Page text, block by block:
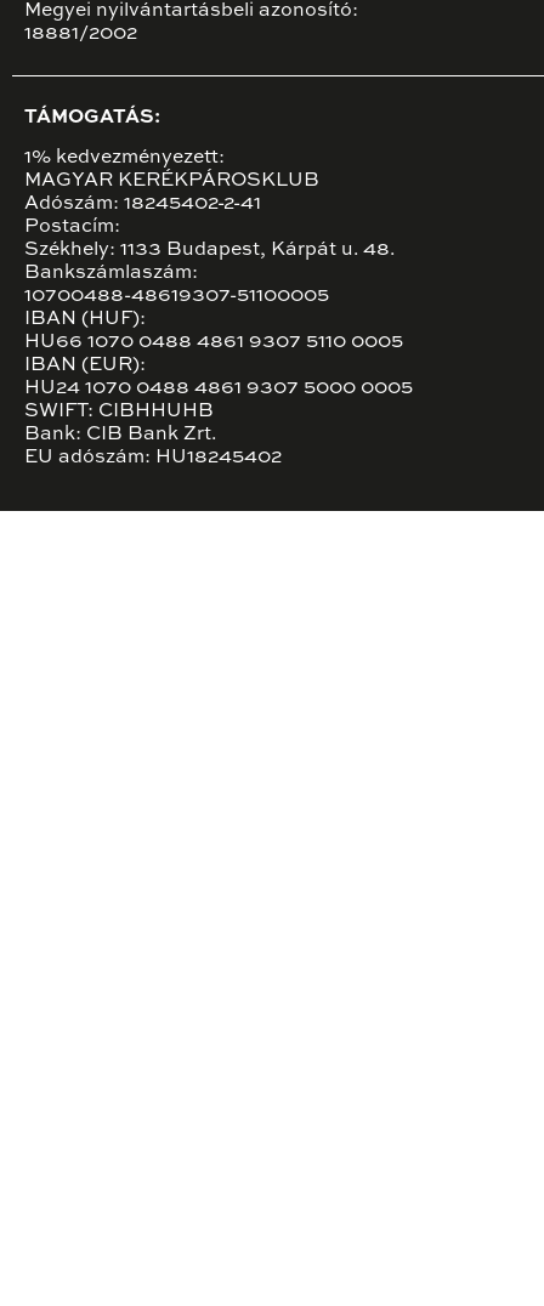
Megyei nyilvántartásbeli azonosító:
18881/2002
TÁMOGATÁS:
1% kedvezményezett:
MAGYAR KERÉKPÁROSKLUB
Adószám: 18245402-2-41
Postacím:
Székhely: 1133 Budapest, Kárpát u. 48.
Bankszámlaszám:
10700488-48619307-51100005
IBAN (HUF):
HU66 1070 0488 4861 9307 5110 0005
IBAN (EUR):
HU24 1070 0488 4861 9307 5000 0005
SWIFT: CIBHHUHB
Bank: CIB Bank Zrt.
EU adószám: HU18245402